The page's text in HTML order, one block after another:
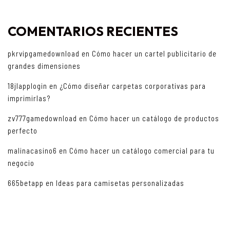
COMENTARIOS RECIENTES
pkrvipgamedownload en Cómo hacer un cartel publicitario de
grandes dimensiones
18jlapplogin en ¿Cómo diseñar carpetas corporativas para
imprimirlas?
zv777gamedownload en Cómo hacer un catálogo de productos
perfecto
malinacasino6 en Cómo hacer un catálogo comercial para tu
negocio
665betapp en Ideas para camisetas personalizadas